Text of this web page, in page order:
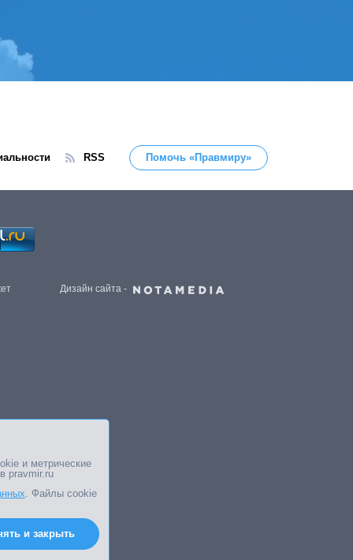
RSS Помочь «Правмиру»
Дизайн сайта -
и метрические
в pravmir.ru
. Файлы cookie
и закрыть